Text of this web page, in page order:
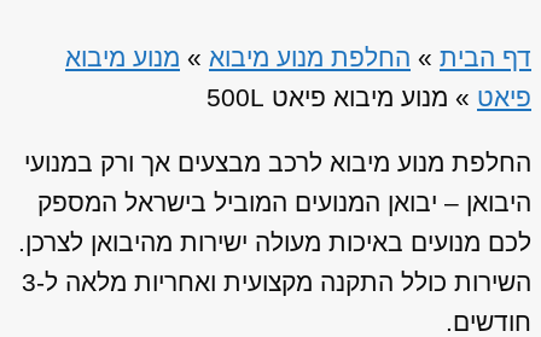
דף הבית » החלפת מנוע מיבוא » מנוע מיבוא
פיאט » מנוע מיבוא פיאט 500L
החלפת מנוע מיבוא לרכב מבצעים אך ורק במנועי
היבואן – יבואן המנועים המוביל בישראל המספק
לכם מנועים באיכות מעולה ישירות מהיבואן לצרכן.
השירות כולל התקנה מקצועית ואחריות מלאה ל-3
חודשים.